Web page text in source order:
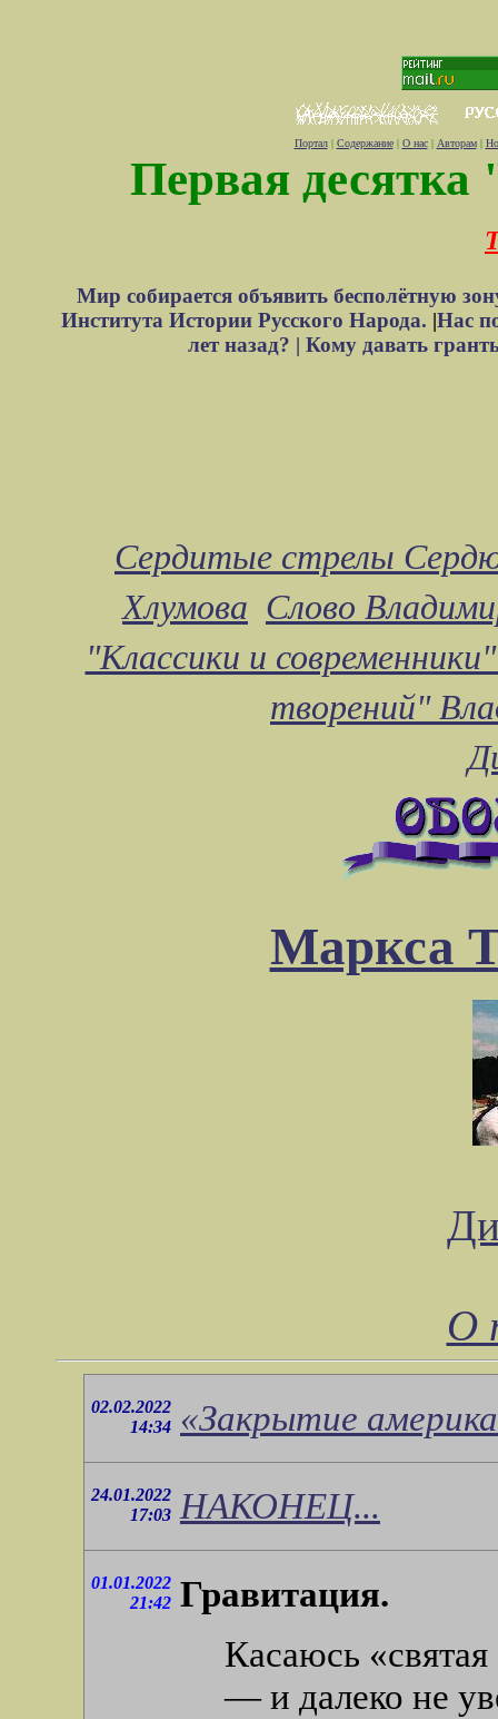
Портал| Содержание| О нас| Авторам|
Первая десятка
Мир собирается объявить бесполётную
Института Истории Русского Народа. |Нас
лет назад? | Кому давать
Сердитые стрелы
Хлумова Слово
"Классики и
творений"
Маркса
О
02.02.2022
14:34 «Закрытие
24.01.2022
17:03 НАКОНЕЦ...
01.01.2022
21:42 Гравитация.
Касаюсь
— и далеко не